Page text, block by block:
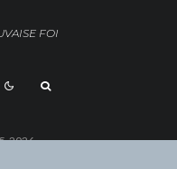
FOI
2026